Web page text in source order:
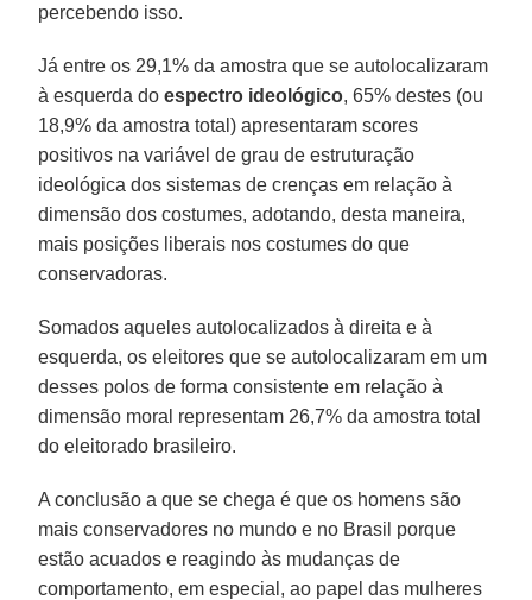
percebendo isso.
Já entre os 29,1% da amostra que se autolocalizaram
à esquerda doespectro ideológico, 65% destes (ou
18,9% da amostra total) apresentaram scores
positivos na variável de grau de estruturação
ideológica dos sistemas de crenças em relação à
dimensão dos costumes, adotando, desta maneira,
mais posições liberais nos costumes do que
conservadoras.
Somados aqueles autolocalizados à direita e à
esquerda, os eleitores que se autolocalizaram em um
desses polos de forma consistente em relação à
dimensão moral representam 26,7% da amostra total
do eleitorado brasileiro.
A conclusão a que se chega é que os homens são
mais conservadores no mundo e no Brasil porque
estão acuados e reagindo às mudanças de
comportamento, em especial, ao papel das mulheres